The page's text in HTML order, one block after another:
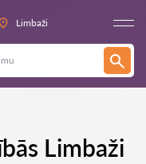
Limbaži
Limbaži